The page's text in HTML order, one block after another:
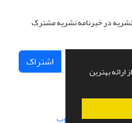
ارائه بهترین
نشریه در خبرنامه نشریه مشترک
اشتراک
پیاده سازی از سیناوب